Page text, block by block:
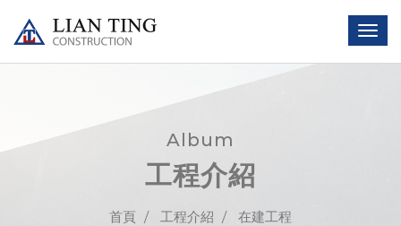
Album
工程介紹
首頁 工程介紹
在建工程